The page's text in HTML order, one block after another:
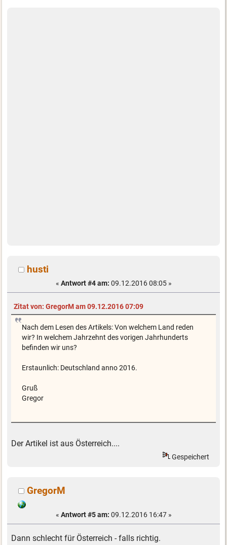
husti
« Antwort #4 am: 09.12.2016 08:05 »
Zitat von: GregorM am 09.12.2016 07:09
Nach dem Lesen des Artikels: Von welchem Land reden
wir? In welchem Jahrzehnt des vorigen Jahrhunderts
befinden wir uns?
Erstaunlich: Deutschland anno 2016.
Gruß
Gregor
Der Artikel ist aus Österreich....
Gespeichert
GregorM
« Antwort #5 am: 09.12.2016 16:47 »
Dann schlecht für Österreich - falls richtig.